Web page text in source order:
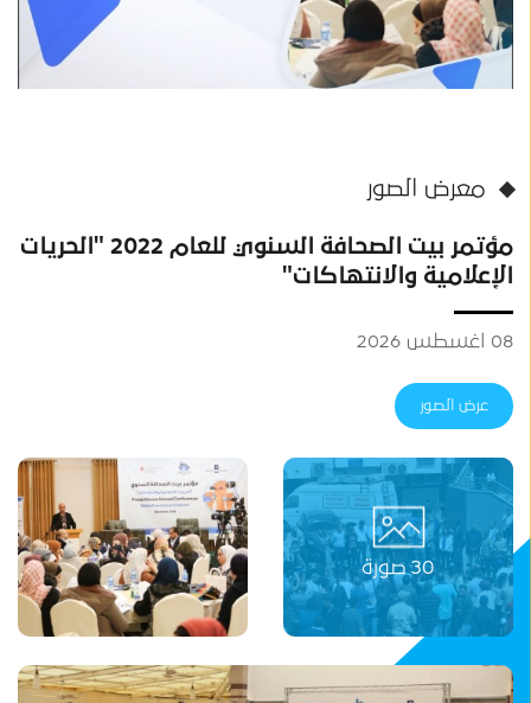
معرض الصور
مؤتمر بيت الصحافة السنوي للعام 2022 "الحريات
الإعلامية والانتهاكات"
08 اغسطس 2026
عرض الصور
30 صورة